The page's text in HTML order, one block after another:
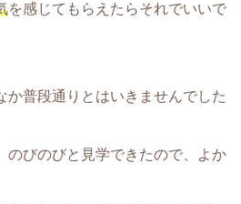
を感じてもらえたらそれでいいで
か普段通りとはいきませんでした
のびのびと見学できたので、よか